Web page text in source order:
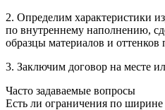
2. Определим характеристики
по внутреннему наполнению,
образцы материалов и оттенков
3. Заключим договор на месте
Часто задаваемые вопросы
Есть ли ограничения по ширине